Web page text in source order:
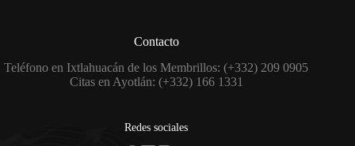
Contacto
Teléfono en Ixtlahuacán de los Membrillos: (+332) 209 0905
Citas en Ayotlán: (+332) 166 1331
Redes sociales